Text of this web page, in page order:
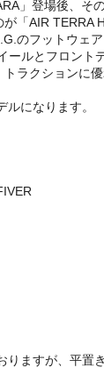
」登場後、そ
「AIR TERRA
のフットウェ
ールとフロント
ラクションに
になります。
ますが、平置